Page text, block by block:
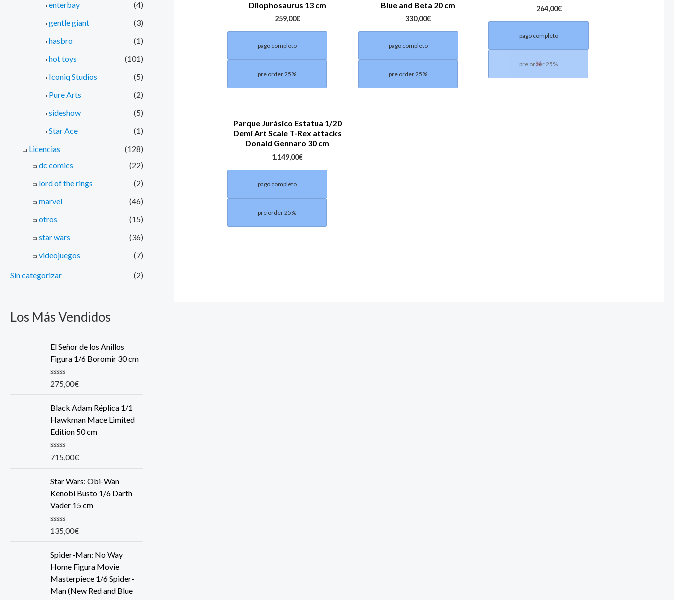
enterbay
(4)
gentle giant
(3)
hasbro
(1)
hot toys
(101)
Iconiq Studios
(5)
Pure Arts
(2)
sideshow
(5)
Star Ace
(1)
Licencias
(128)
dc comics
(22)
lord of the rings
(2)
marvel
(46)
otros
(15)
star wars
(36)
videojuegos
(7)
Sin categorizar (2)
Los Más Vendidos
El Señor de los Anillos
Figura 1/6 Boromir 30 cm
R
e
0
o
t
o
275,00€
Black Adam Réplica 1/1
Hawkman Mace Limited
Edition 50 cm
R
e
0
o
t
o
f
715,00€
Star Wars: Obi-Wan
Kenobi Busto 1/6 Darth
Vader 15 cm
R
e
0
o
t
135,00€
Spider-Man: No Way
Home Figura Movie
Masterpiece 1/6 Spider-
Man (New Red and Blue
Dilophosaurus 13 cm
259,00€
pago completo
pre order 25%
Blue and Beta 20 cm
330,00€
pago completo
pre order 25%
264,00€
pago completo
pre order 25%
Parque Jurásico Estatua 1/20
Demi Art Scale T-Rex attacks
Donald Gennaro 30 cm
1.149,00€
pago completo
pre order 25%